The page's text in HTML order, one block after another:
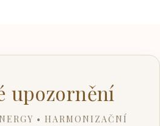
upozornění
• HARMONIZAČNÍ